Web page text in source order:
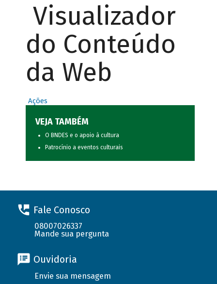
Visualizador
do Conteúdo
da Web
Ações
VEJA TAMBÉM
O BNDES e o apoio à cultura
Patrocínio a eventos culturais
Fale Conosco
08007026337
Mande sua pergunta
Ouvidoria
Envie sua mensagem